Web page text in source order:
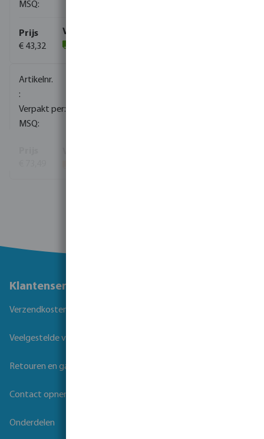
€ 43,32
Klantenservice
Verzendkosten
Veelgestelde vragen
Retouren en garantie
Contact opnemen
Onderdelen